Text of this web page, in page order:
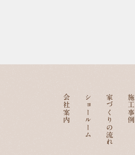
施工事例
家づくりの流れ
ショールーム
会社案内